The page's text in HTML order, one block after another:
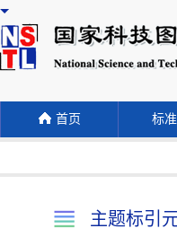
首页 标
主题标引